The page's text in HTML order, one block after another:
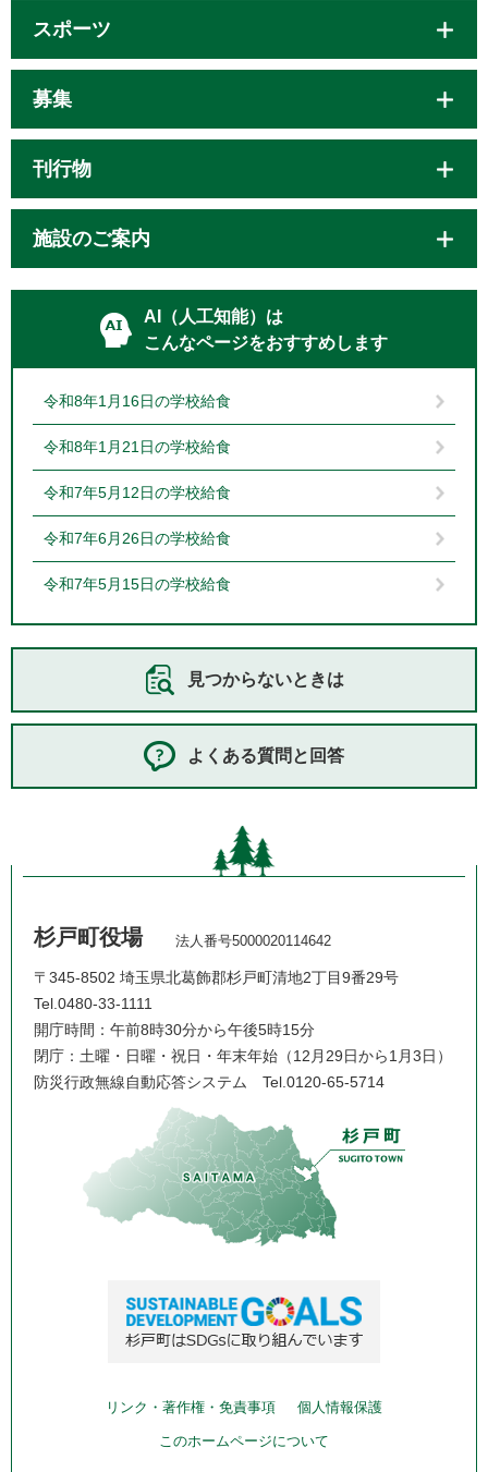
スポーツ
募集
刊行物
施設のご案内
AI（人工知能）は
こんなページをおすすめします
令和8年1月16日の学校給食
令和8年1月21日の学校給食
令和7年5月12日の学校給食
令和7年6月26日の学校給食
令和7年5月15日の学校給食
見つからないときは
よくある質問と回答
杉戸町役場 法人番号5000020114642
〒345-8502 埼玉県北葛飾郡杉戸町清地2丁目9番29号
Tel.0480-33-1111
開庁時間：午前8時30分から午後5時15分
閉庁：土曜・日曜・祝日・年末年始（12月29日から1月3日）
防災行政無線自動応答システム Tel.0120-65-5714
リンク・著作権・免責事項 個人情報保護
このホームページについて